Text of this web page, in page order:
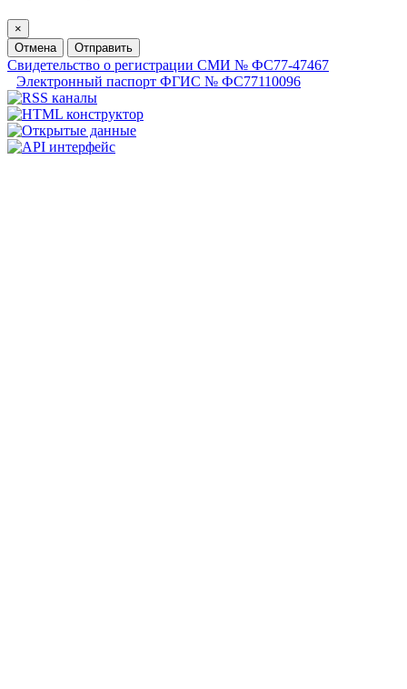
×
Отмена
Отправить
Свидетельство о регистрации СМИ № ФС77-47467
Электронный паспорт ФГИС № ФС77110096